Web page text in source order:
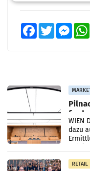
FacebookTwitter
WIEN
dazu
RETAIL